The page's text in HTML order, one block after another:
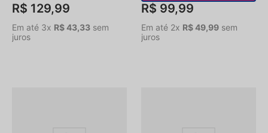
R$ 129,99
Em até 3x R$43,33 sem
juros
R$ 99,99
Em até 2x R$49,99 sem
juros